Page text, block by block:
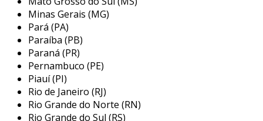
operando de forma autônoma.
principais aplicações da automação
industrial
a automação industrial é amplamente aplicada
em diversos setores, com o objetivo de otimizar
o desempenho operacional. entre as principais
aplicações, destacam-se:
Minas Gerais (MG)
Pará (PA)
Paraíba (PB)
Paraná (PR)
Pernambuco (PE)
Piauí (PI)
Rio de Janeiro (RJ)
Rio Grande do Norte (RN)
Rio Grande do Sul (RS)